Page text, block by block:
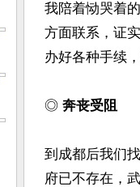
我陪着恸哭着
方面联系，证
办好各种手续
◎ 奔丧受阻
到成都后我们
府已不存在，